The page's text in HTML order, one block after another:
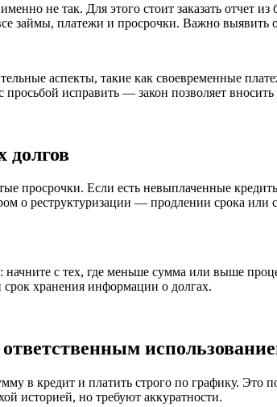
не так. Для этого стоит заказать
займы, платежи и просрочки. Важно
аспекты, такие как своевременные
исправить — закон позволяет
долгов
просрочки. Если есть невыплаченные
о реструктуризации — продлении срока
начните с тех, где меньше сумма или выше
хранения информации о долгах.
в кредит и платить строго по графику. Это
историей, но требуют аккуратности.